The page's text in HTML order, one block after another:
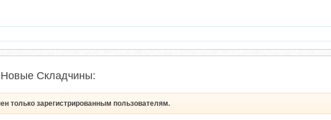
Складчины:
только зарегистрированным пользователям.